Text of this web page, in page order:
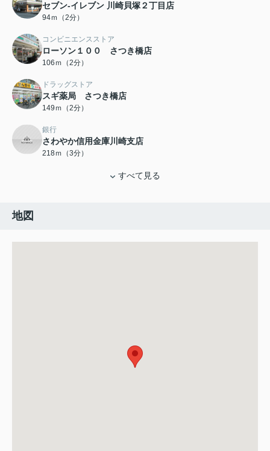
セブン‐イレブン 川崎貝塚２丁目店
94ｍ（2分）
コンビニエンスストア
ローソン１００ さつき橋店
106ｍ（2分）
ドラッグストア
スギ薬局 さつき橋店
149ｍ（2分）
銀行
さわやか信用金庫川崎支店
218ｍ（3分）
すべて見る
地図